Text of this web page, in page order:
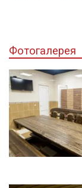
банный
вкусный
кофе
и
уютные
номера.
Фотогалерея